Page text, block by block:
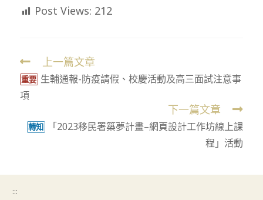
Post Views: 212
Read
more
articles
上一篇文章
重要 生輔通報-防疫請假、校慶活動及高三面試注意事
項
下一篇文章
轉知
「2023移民署築夢計畫–網頁設計工作坊線上課
程」活動
:::